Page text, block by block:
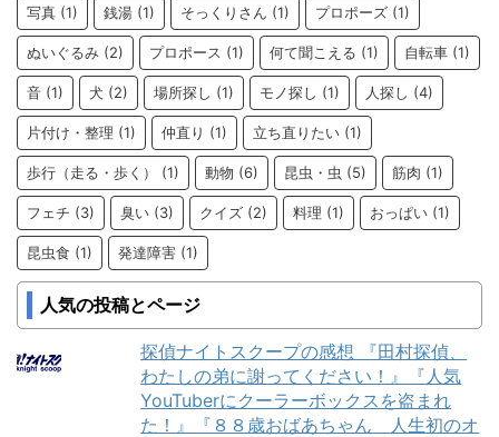
写真 (1) 銭湯 (1) そっくりさん (1) プロポーズ (1)
ぬいぐるみ (2) プロポース (1) 何て聞こえる (1) 自転車 (1)
音 (1) 犬 (2) 場所探し (1) モノ探し (1) 人探し (4)
片付け・整理 (1) 仲直り (1) 立ち直りたい (1)
歩行（走る・歩く） (1) 動物 (6) 昆虫・虫 (5) 筋肉 (1)
フェチ (3) 臭い (3) クイズ (2) 料理 (1) おっぱい (1)
昆虫食 (1) 発達障害 (1)
人気の投稿とページ
探偵ナイトスクープの感想 『田村探偵、
わたしの弟に謝ってください！』『人気
YouTuberにクーラーボックスを盗まれ
た！』『８８歳おばあちゃん 人生初のオ